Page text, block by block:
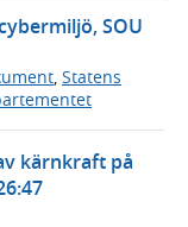
SOU
, Statens
kärnkraft på